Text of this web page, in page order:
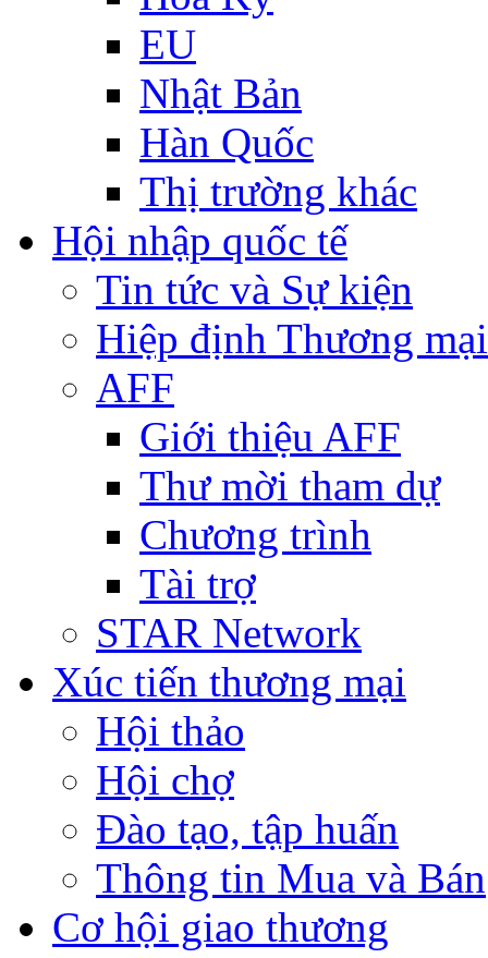
EU
Nhật Bản
Hàn Quốc
Thị trường khác
Hội nhập quốc tế
Tin tức và Sự kiện
Hiệp định Thương
AFF
Giới thiệu AFF
Thư mời tham dự
Chương trình
Tài trợ
STAR Network
Xúc tiến thương mại
Hội thảo
Hội chợ
Đào tạo, tập huấn
Thông tin Mua và Bán
Cơ hội giao thương